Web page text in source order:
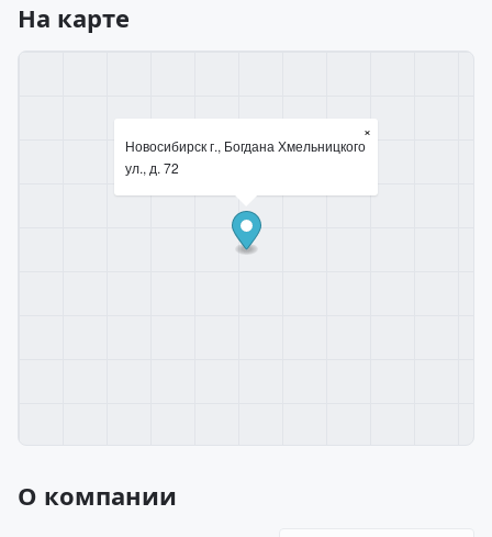
На карте
Новосибирск г., Богдана Хмельницкого
ул., д. 72
×
О компании